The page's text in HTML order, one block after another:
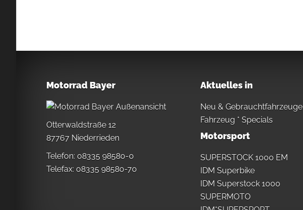
Motorrad Bayer
Otterwaldstraße 12
87767 Niederrieden
Telefon: 08335 98580-0
Telefax: 08335 98580-70
Aktuelles in
Neu & Gebrauchtfahrzeuge
Fahrzeug * Specials
Motorsport
SUPERSTOCK 1000 EM
IDM Superbike
IDM Superstock 1000
SUPERMOTO